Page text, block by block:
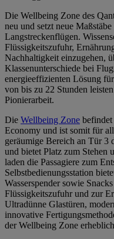
Die Wellbeing Zone des
neu und setzt neue
Langstreckenflügen.
Flüssigkeitszufuhr,
Nachhaltigkeit einzugehen,
Klassenunterschiede bei
energieeffizienten Lösung
von bis zu 22 Stunden
Pionierarbeit.
Die Wellbeing Zone
Economy und ist somit für
geräumige Bereich an Tür 3
und bietet Platz zum Stehen
laden die Passagiere zum
Selbstbedienungsstation
Wasserspender sowie
Flüssigkeitszufuhr und zur
Ultradünne Glastüren,
innovative
der Wellbeing Zone